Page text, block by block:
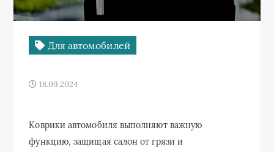
Для автомобилей
18.09.2024
Коврики автомобиля выполняют важную
функцию, защищая салон от грязи и